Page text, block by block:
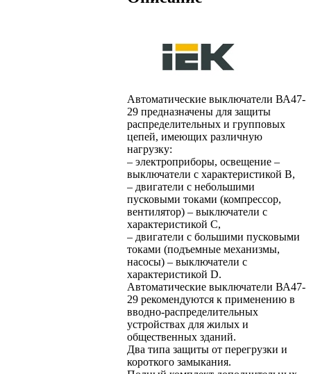
Автоматические выключатели ВА47-
29 предназначены для защиты
распределительных и групповых
цепей, имеющих различную
нагрузку:
– электроприборы, освещение –
выключатели с характеристикой В,
– двигатели с небольшими
пусковыми токами (компрессор,
вентилятор) – выключатели с
характеристикой C,
– двигатели с большими пусковыми
токами (подъемные механизмы,
насосы) – выключатели с
характеристикой D.
Автоматические выключатели ВА47-
29 рекомендуются к применению в
вводно-распределительных
устройствах для жилых и
общественных зданий.
Два типа защиты от перегрузки и
короткого замыкания.